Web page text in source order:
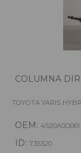
COLUMNA
TOYOTA YARIS
OEM: 4520A0D061
ID: 735320